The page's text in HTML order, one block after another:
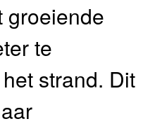
groeiende
te
strand. Dit